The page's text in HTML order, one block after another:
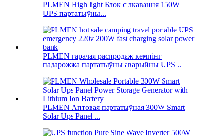
PLMEN High light Блок сілкавання 150W
UPS партатыўны...
PLMEN гарачая распродаж кемпінг
падарожжа партатыўны аварыйны UPS ...
PLMEN Аптовая партатыўная 300W Smart
Solar Ups Panel ...